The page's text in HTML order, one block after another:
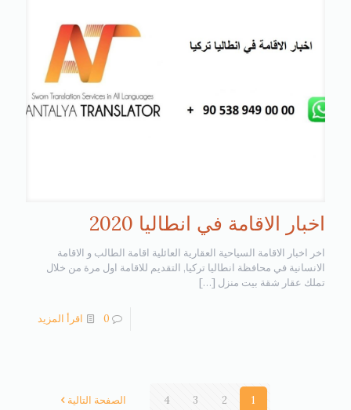
اخبار الاقامة في انطاليا 2020
اخر اخبار الاقامة السياحية العقارية العائلية اقامة الطالب و الاقامة
الانسانية في محافظة انطاليا تركيا, التقديم للاقامة اول مرة من خلال
تملك عقار شقة بيت منزل […]
0 اقرأ المزيد
1
2
3
4 الصفحة التالية